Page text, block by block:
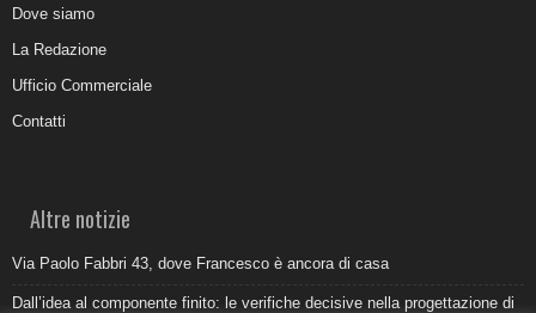
Dove siamo
La Redazione
Ufficio Commerciale
Contatti
Altre notizie
Via Paolo Fabbri 43, dove Francesco è ancora di casa
Dall’idea al componente finito: le verifiche decisive nella progettazione di